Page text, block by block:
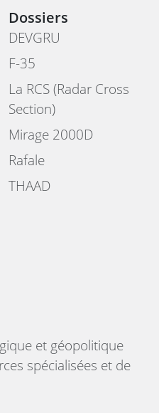
Dossiers
DEVGRU
F-35
La RCS (Radar Cross
Section)
Mirage 2000D
Rafale
THAAD
et géopolitique
spécialisées et de